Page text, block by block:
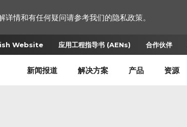
Website 应用工程指导书 (AENs) 合作伙伴
新闻报道 解决方案 产品 资源
情和有任何疑问请参考我们的隐私政策。